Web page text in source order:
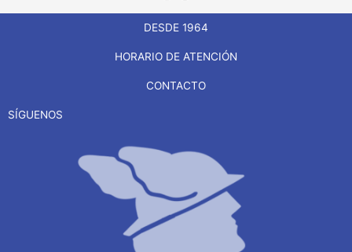
DESDE 1964
HORARIO DE ATENCIÓN
CONTACTO
SÍGUENOS